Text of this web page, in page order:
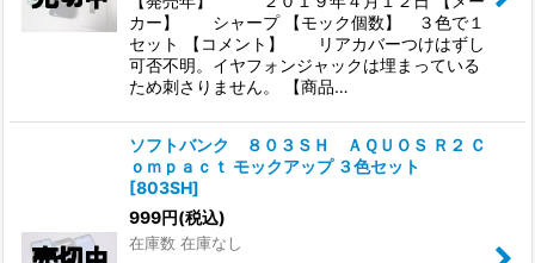
カー】 シャープ 【モック個数】 ３色で１
セット 【コメント】 リアカバーつけはずし
可否不明。イヤフォンジャックは埋まっている
ため刺さりません。 【商品…
ソフトバンク ８０３ＳＨ ＡＱＵＯＳ Ｒ２ Ｃ
ｏｍｐａｃｔ モックアップ ３色セット
[803SH]
999円(税込)
在庫数 在庫なし